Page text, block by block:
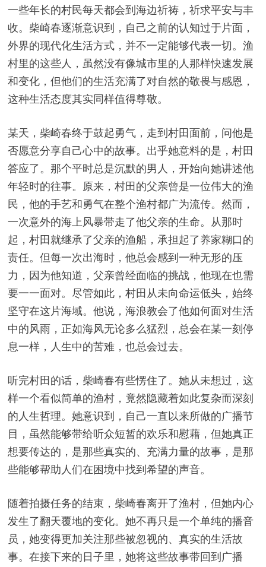
一些年长的村民每天都会到海边祈祷，祈求平安与丰
收。柴崎春逐渐意识到，自己之前的认知过于片面，
外界的现代化生活方式，并不一定能够代表一切。渔
村里的这些人，虽然没有像城市里的人那样快速发展
和变化，但他们的生活充满了对自然的敬畏与感恩，
这种生活态度其实同样值得尊敬。
某天，柴崎春终于鼓起勇气，走到村田面前，问他是
否愿意分享自己心中的故事。出乎她意料的是，村田
答应了。那个平时总是沉默的男人，开始向她讲述他
年轻时的往事。原来，村田的父亲曾是一位伟大的渔
民，他的手艺和勇气在整个渔村都广为流传。然而，
一次意外的海上风暴带走了他父亲的生命。从那时
起，村田就继承了父亲的渔船，承担起了养家糊口的
责任。但每一次出海时，他总会感到一种无形的压
力，因为他知道，父亲曾经面临的挑战，他现在也需
要一一面对。尽管如此，村田从未向命运低头，始终
坚守在这片海域。他说，海浪教会了他如何面对生活
中的风雨，正如海风无论多么猛烈，总会在某一刻停
息一样，人生中的苦难，也总会过去。
听完村田的话，柴崎春有些愣住了。她从未想过，这
样一个看似简单的渔村，竟然隐藏着如此复杂而深刻
的人生哲理。她意识到，自己一直以来所做的广播节
目，虽然能够带给听众短暂的欢乐和慰藉，但她真正
想要传达的，是那些真实的、充满力量的故事，是那
些能够帮助人们在困境中找到希望的声音。
随着拍摄任务的结束，柴崎春离开了渔村，但她内心
发生了翻天覆地的变化。她不再只是一个单纯的播音
员，她变得更加关注那些被忽视的、真实的生活故
事。在接下来的日子里，她将这些故事带回到广播